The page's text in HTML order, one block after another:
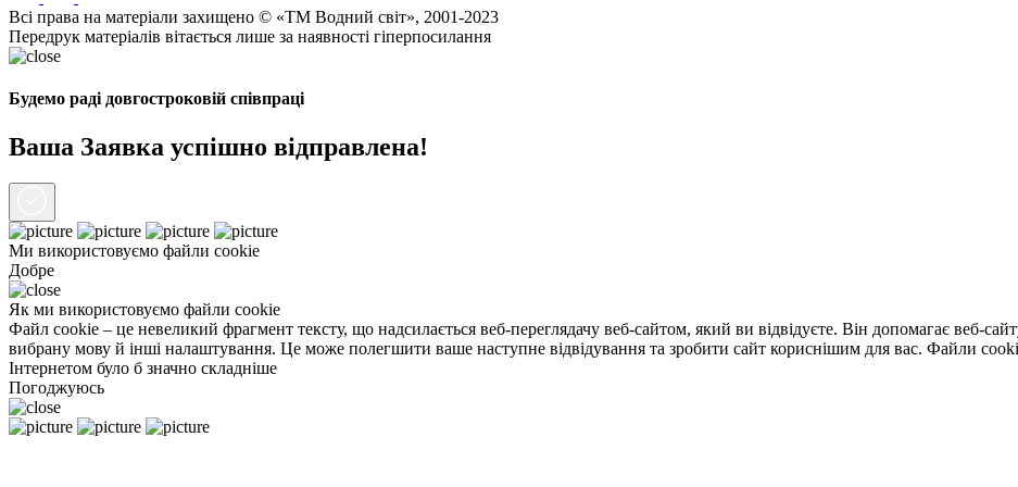
Всі права на матеріали захищено © «ТМ Водний світ», 2001-2023
Передрук матеріалів вітається лише за наявності гіперпосилання
Будемо раді довгостроковій співпраці
Ваша Заявка успішно відправлена!
Ми використовуємо файли cookie
Добре
Як ми використовуємо файли cookie
Файл cookie – це невеликий фрагмент тексту, що надсилається веб-переглядачу веб-сайтом, який ви відвідуєте. Він допомагає веб-
вибрану мову й інші налаштування. Це може полегшити ваше наступне відвідування та зробити сайт кориснішим для вас. Файли
Інтернетом було б значно складніше
Погоджуюсь